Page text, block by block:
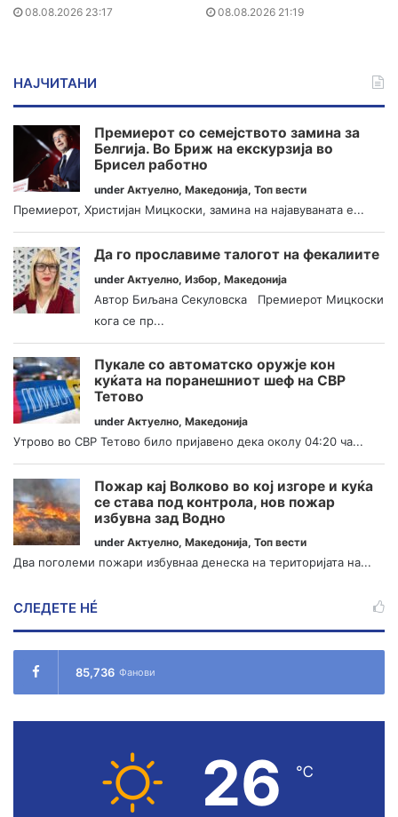
08.08.2026 23:17 08.08.2026 21:19
НАЈЧИТАНИ
Премиерот со семејството замина за
Белгија. Во Бриж на екскурзија во
Брисел работно
under Актуелно, Македонија, Топ вести
Премиерот, Христијан Мицкоски, замина на најавуваната е...
Да го прославиме талогот на фекалиите
under Актуелно, Избор, Македонија
Автор Биљана Секуловска Премиерот Мицкоски
кога се пр...
Пукале со автоматско оружје кон
куќата на поранешниот шеф на СВР
Тетово
under Актуелно, Македонија
Утрово во СВР Тетово било пријавено дека околу 04:20 ча...
Пожар кај Волково во кој изгоре и куќа
се става под контрола, нов пожар
избувна зад Водно
under Актуелно, Македонија, Топ вести
Два поголеми пожари избувнаа денеска на територијата на...
СЛЕДЕТЕ НÉ
85,736 Фанови
26 ℃